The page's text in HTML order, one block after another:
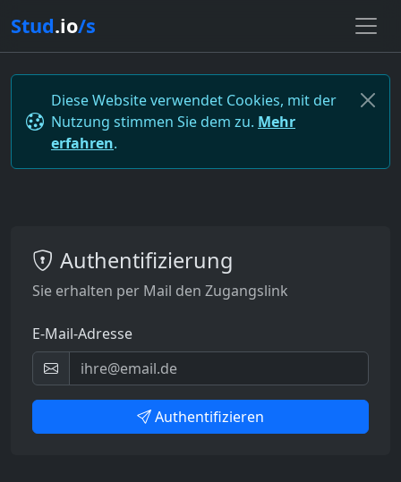
Stud.io/s
Diese Website verwendet Cookies, mit der
Nutzung stimmen Sie dem zu. Mehr
erfahren.
Authentifizierung
Sie erhalten per Mail den Zugangslink
E-Mail-Adresse
Authentifizieren